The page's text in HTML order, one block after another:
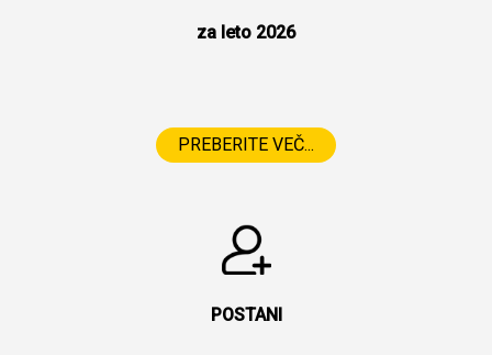
za leto 2026
PREBERITE VEČ...
POSTANI